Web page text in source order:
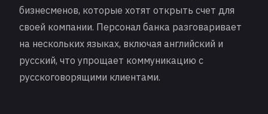
бизнесменов, которые хотят открыть счет для
своей компании. Персонал банка разговаривает
на нескольких языках, включая английский и
русский, что упрощает коммуникацию с
русскоговорящими клиентами.